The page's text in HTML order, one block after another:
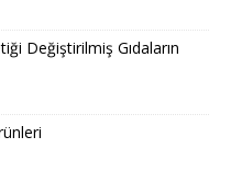
Değiştirilmiş Gıdaların